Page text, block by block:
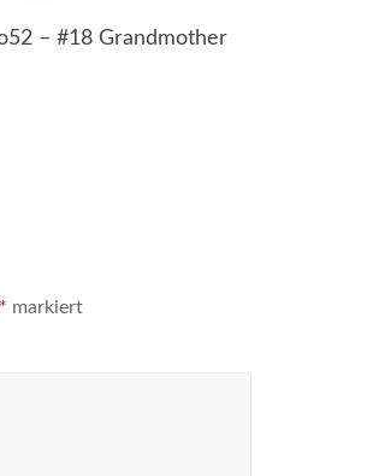
– #18 Grandmother
* markiert